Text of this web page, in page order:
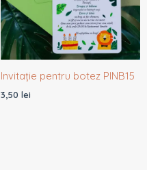
Invitație pentru botez PINB15
3,50 lei